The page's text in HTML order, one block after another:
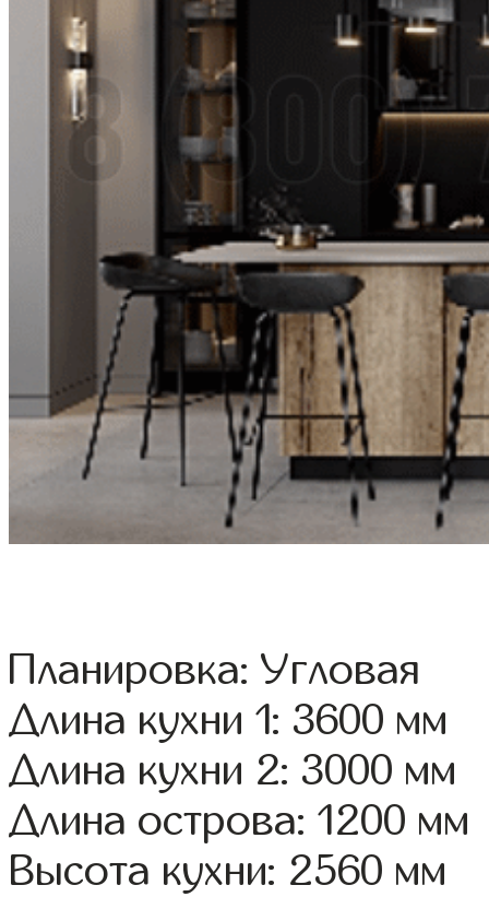
Планировка: Угловая
Длина кухни 1: 3600 мм
Длина кухни 2: 3000 мм
Длина острова: 1200 мм
Высота кухни: 2560 мм